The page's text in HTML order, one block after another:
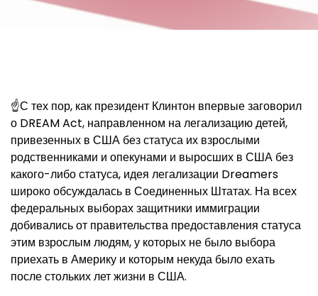
☝С тех пор, как президент Клинтон впервые заговорил
о DREAM Act, направленном на легализацию детей,
привезенных в США без статуса их взрослыми
родственниками и опекунами и выросших в США без
какого-либо статуса, идея легализации Dreamers
широко обсуждалась в Соединенных Штатах. На всех
федеральных выборах защитники иммиграции
добивались от правительства предоставления статуса
этим взрослым людям, у которых не было выбора
приехать в Америку и которым некуда было ехать
после стольких лет жизни в США.